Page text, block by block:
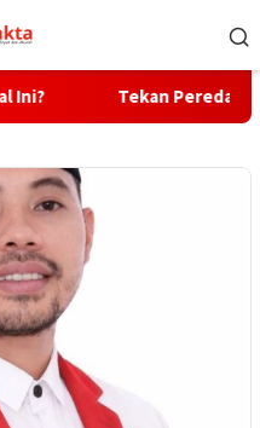
Tekan Peredaran Miras,